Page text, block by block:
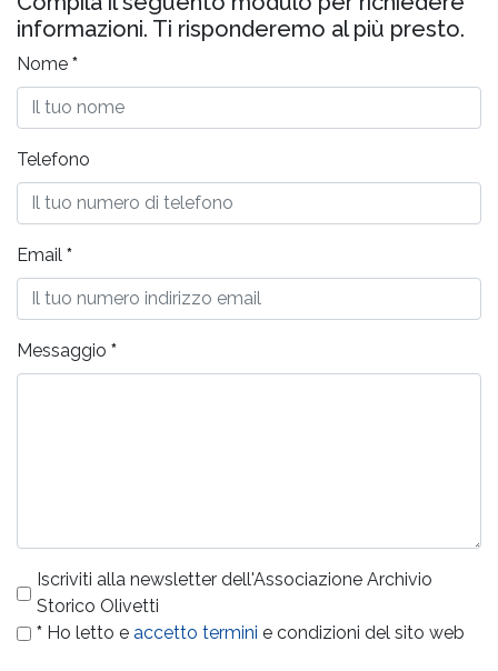
informazioni. Ti risponderemo al più presto.
Nome *
Telefono
Email *
Messaggio *
Iscriviti alla newsletter dell'Associazione Archivio
Storico Olivetti
* Ho letto e accetto termini e condizioni del sito web